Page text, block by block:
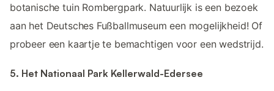
botanische tuin Rombergpark. Natuurlijk is een bezoek
aan het Deutsches Fußballmuseum een mogelijkheid! Of
probeer een kaartje te bemachtigen voor een wedstrijd.
5. Het Nationaal Park Kellerwald-Edersee